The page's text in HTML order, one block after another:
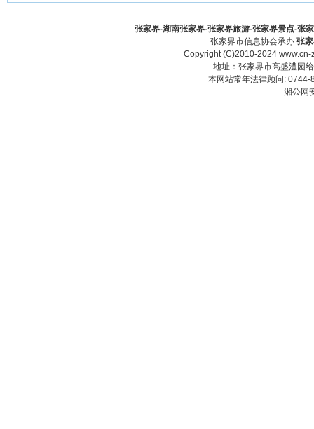
张家界-湖南张家界-张家界旅游-张家界景点-张
张家界市信息协会承办 张
Copyright (C)2010-2024
地址：张家界市高盛澧园
本网站常年法律顾问:
湘公网